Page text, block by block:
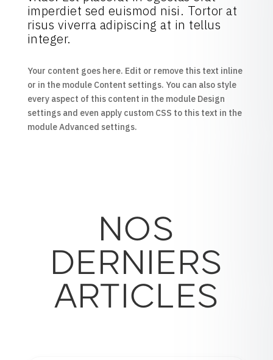
imperdiet sed euismod nisi. Tortor at
risus viverra adipiscing at in tellus
integer.
Your content goes here. Edit or remove this text inline
or in the module Content settings. You can also style
every aspect of this content in the module Design
settings and even apply custom CSS to this text in the
module Advanced settings.
NOS
DERNIERS
ARTICLES